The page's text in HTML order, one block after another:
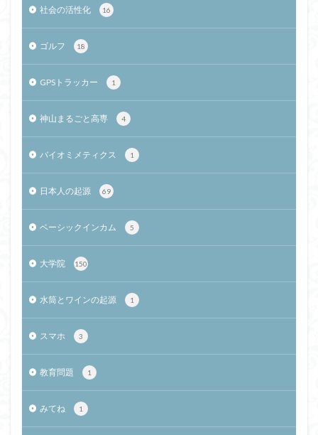
社会の活性化 16
ゴルフ 18
GPSトラッカー 1
神山まるごと高専 4
バイオミメティクス 1
日本人の起源 69
ベーシックインカム 5
大学院 150
水筒とワインの起源 1
スマホ 3
教育問題 1
みてね 1